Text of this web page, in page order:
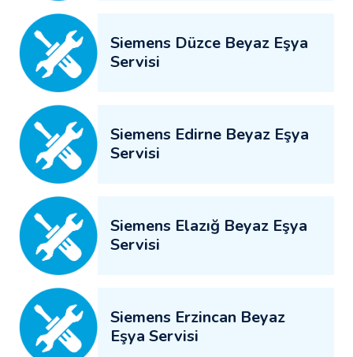
Siemens Düzce Beyaz Eşya
Servisi
Siemens Edirne Beyaz Eşya
Servisi
Siemens Elazığ Beyaz Eşya
Servisi
Siemens Erzincan Beyaz
Eşya Servisi